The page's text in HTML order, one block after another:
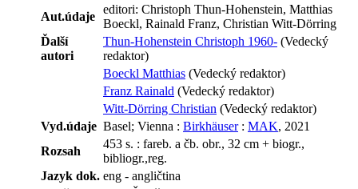
Aut.údaje
editori: Christoph Thun-Hohenstein, Matthias
Boeckl, Rainald Franz, Christian Witt-Dörring
Ďalší
autori
Thun-Hohenstein Christoph 1960- (Vedecký
redaktor)
Boeckl Matthias (Vedecký redaktor)
Franz Rainald (Vedecký redaktor)
Witt-Dörring Christian (Vedecký redaktor)
Vyd.údaje Basel; Vienna : Birkhäuser: MAK, 2021
Rozsah
453 s. : fareb. a čb. obr., 32 cm + biogr.,
bibliogr.,reg.
Jazyk dok. eng - angličtina